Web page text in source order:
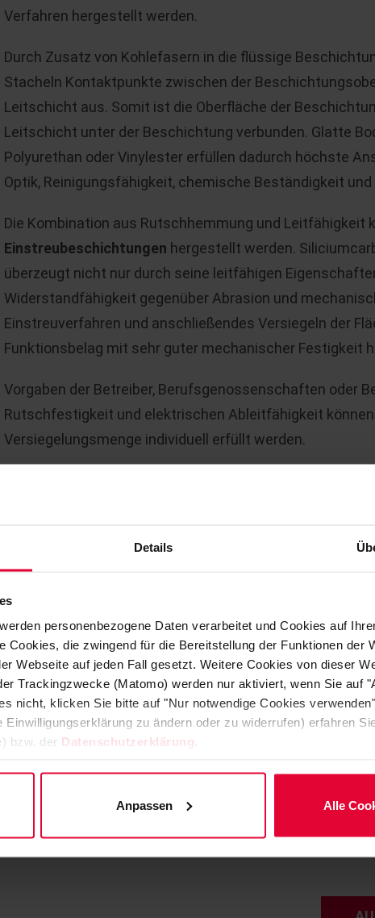
Details
personenbezogene Daten verarbeitet und Cookies auf
Cookies, die zwingend für die Bereitstellung der Funktionen der
Webseite auf jeden Fall gesetzt. Weitere Cookies von dieser
Trackingzwecke (Matomo) werden nur aktiviert, wenn Sie auf
nicht, klicken Sie bitte auf "Nur notwendige Cookies
zu ändern oder zu widerrufen) erfahren
bzw. der Datenschutzerklärung
Anpassen Alle
Verfahren hergestellt werden.
Durch Zusatz von Kohlefasern in die flüssige
Stacheln Kontaktpunkte zwischen der
Leitschicht aus. Somit ist die Oberfläche der
Leitschicht unter der Beschichtung verbunden. Glatte
Polyurethan oder Vinylester erfüllen dadurch höchste
Optik, Reinigungsfähigkeit, chemische Beständigkeit und
Die Kombination aus Rutschhemmung und Leitfähigkeit
Einstreubeschichtungen hergestellt werden.
überzeugt nicht nur durch seine leitfähigen
Widerstandfähigkeit gegenüber Abrasion und
Einstreuverfahren und anschließendes Versiegeln der
Funktionsbelag mit sehr guter mechanischer Festigkeit
Vorgaben der Betreiber, Berufsgenossenschaften oder
Rutschfestigkeit und elektrischen Ableitfähigkeit können
Versiegelungsmenge individuell erfüllt werden.
Zusätze in der Kunstharzmatrix und/oder durch
Welches System zum Einsatz kommt, hängt von den
Beschichtung ab. Von Reinräumen über die
WHG-Anforderungen unterliegen, kann unsere
Auchleitfähige Verlege- und Verfugekittefür
Kombinationssysteme, auch mit DIBt-Zulassung, sind in